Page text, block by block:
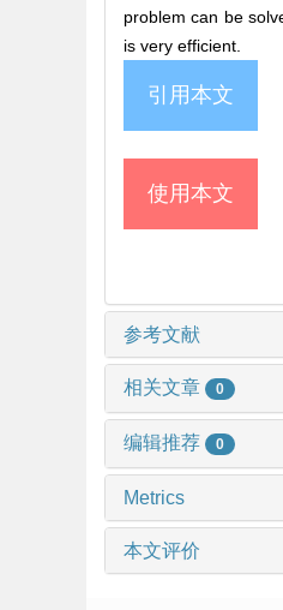
problem can be
is very efficient.
引用本文
使用本文
参考文献
相关文章 0
编辑推荐 0
Metrics
本文评价